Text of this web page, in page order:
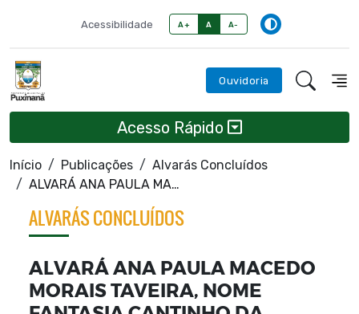
Acessibilidade A+ A A-
Ouvidoria
Acesso Rápido
Início Publicações
Alvarás Concluídos
ALVARÁ ANA PAULA MACEDO MORAIS TAVEIRA, NOME FANTASIA CANTINHO DA TAPIOCA
ALVARÁS CONCLUÍDOS
ALVARÁ ANA PAULA MACEDO
MORAIS TAVEIRA, NOME